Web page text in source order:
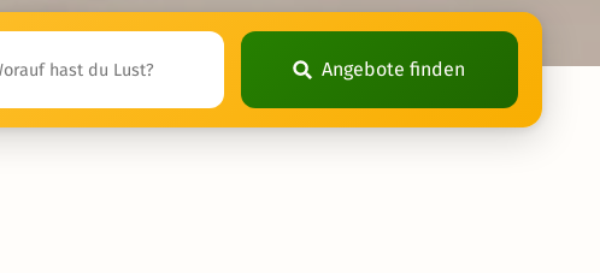
Angebote finden